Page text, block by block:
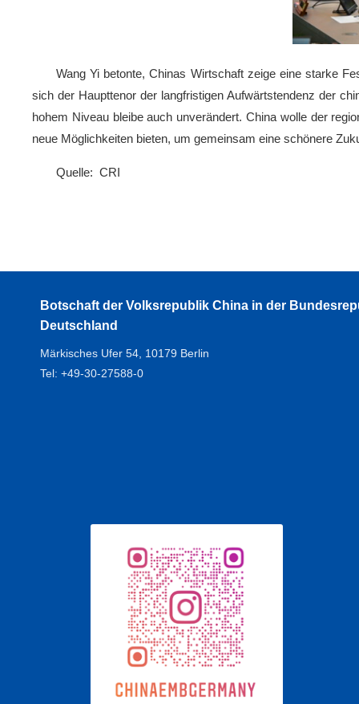
Wang Yi betonte, Chinas Wirtschaft zeige eine starke
sich der Haupttenor der langfristigen Aufwärtstendenz der
hohem Niveau bleibe auch unverändert. China wolle der
neue Möglichkeiten bieten, um gemeinsam eine schönere
Quelle: CRI
Botschaft der Volksrepublik China in der
Deutschland
Märkisches Ufer 54, 10179 Berlin
Tel: +49-30-27588-0